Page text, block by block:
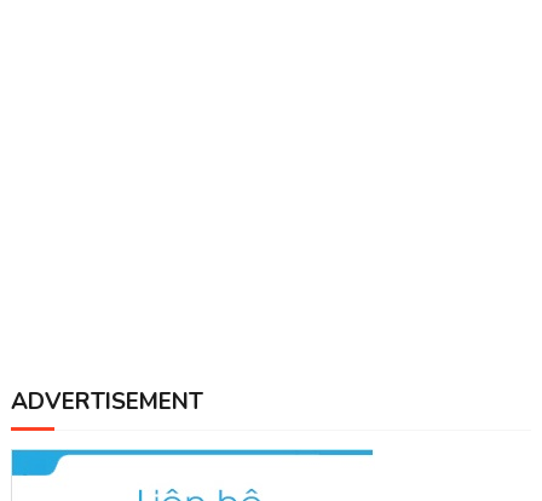
ADVERTISEMENT